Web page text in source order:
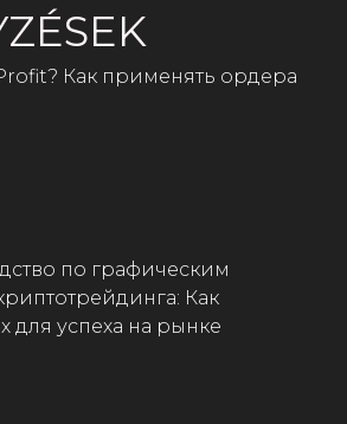
Как применять ордера
по графическим
Как
для успеха на рынке